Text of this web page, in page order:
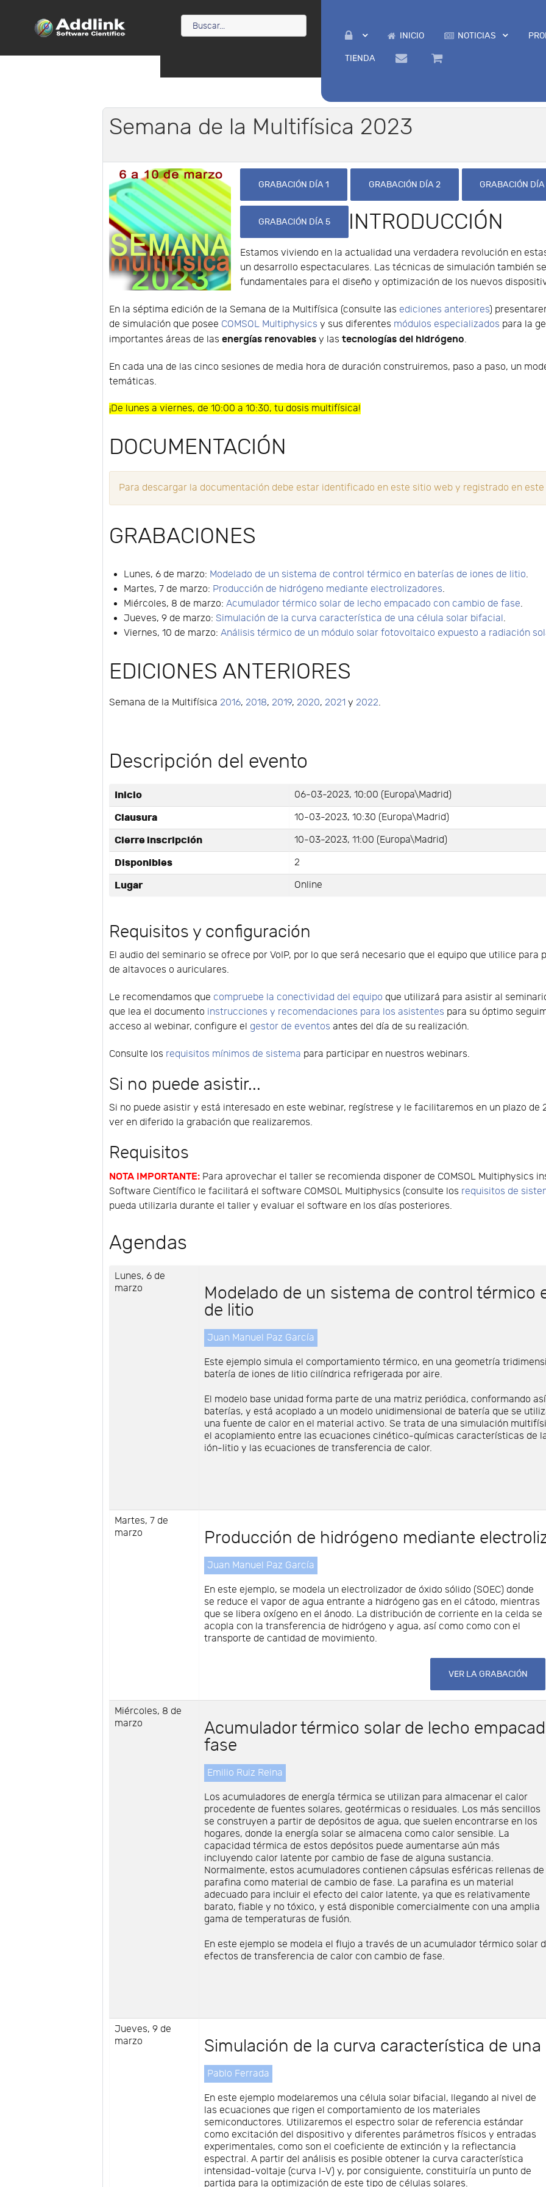
INICIO NOTICIAS
TIENDA
Semana de la Multifísica 2023
GRABACIÓN DÍA 1 GRABACIÓN DÍA 2 GRABACIÓN
GRABACIÓN DÍA 5 INTRODUCCIÓN
Estamos viviendo en la actualidad una verdadera revolución en
un desarrollo espectaculares. Las técnicas de simulación también
fundamentales para el diseño y optimización de los nuevos
En la séptima edición de la Semana de la Multifísica (consulte las ediciones anteriores)
de simulación que posee COMSOL Multiphysics y sus diferentes módulos especializados para la
importantes áreas de lasenergías renovables y lastecnologías del hidrógeno.
En cada una de las cinco sesiones de media hora de duración construiremos, paso a paso, un
temáticas.
¡De lunes a viernes, de 10:00 a 10:30, tu dosis multifísica!
DOCUMENTACIÓN
Para descargar la documentación debe estar identificado en este sitio web y registrado en
GRABACIONES
Lunes, 6 de marzo: Modelado de un sistema de control térmico en baterías de iones de litio.
Martes, 7 de marzo: Producción de hidrógeno mediante electrolizadores.
Miércoles, 8 de marzo:Acumulador térmico solar de lecho empacado con cambio de fase.
Jueves, 9 de marzo:Simulación de la curva característica de una célula solar bifacial.
Viernes, 10 de marzo:Análisis térmico de un módulo solar fotovoltaico expuesto a radiación
EDICIONES ANTERIORES
Semana de la Multifísica 2016, 2018, 2019, 2020, 2021 y 2022.
Descripción del evento
Inicio 06-03-2023, 10:00 (Europa\Madrid)
Clausura 10-03-2023, 10:30 (Europa\Madrid)
Cierre inscripción 10-03-2023, 11:00 (Europa\Madrid)
Disponibles 2
Lugar Online
Requisitos y configuración
El audio del seminario se ofrece por VoIP, por lo que será necesario que el equipo que utilice
de altavoces o auriculares.
Le recomendamos que compruebe la conectividad del equipo que utilizará para asistir al
que lea el documento instrucciones y recomendaciones para los asistentes para su óptimo
acceso al webinar, configure el gestor de eventos antes del día de su realización.
Consulte los requisitos mínimos de sistema para participar en nuestros webinars.
Si no puede asistir...
Si no puede asistir y está interesado en este webinar, regístrese y le facilitaremos en un plazo de
ver en diferido la grabación que realizaremos.
Requisitos
NOTA IMPORTANTE: Para aprovechar el taller se recomienda disponer de COMSOL Multiphysics
Software Científico le facilitará el software COMSOL Multiphysics (consulte los requisitos de
pueda utilizarla durante el taller y evaluar el software en los días posteriores.
Agendas
Lunes, 6 de
marzo
Modelado de un sistema de control térmico
de litio
Juan Manuel Paz García
Este ejemplo simula el comportamiento térmico, en una geometría
batería de iones de litio cilíndrica refrigerada por aire.
El modelo base unidad forma parte de una matriz periódica, conformando
baterías, y está acoplado a un modelo unidimensional de batería que se
una fuente de calor en el material activo. Se trata de una simulación
el acoplamiento entre las ecuaciones cinético-químicas características de
ión-litio y las ecuaciones de transferencia de calor.
Martes, 7 de
marzo
Producción de hidrógeno mediante
Juan Manuel Paz García
En este ejemplo, se modela un electrolizador de óxido sólido (SOEC) donde
se reduce el vapor de agua entrante a hidrógeno gas en el cátodo, mientras
que se libera oxígeno en el ánodo. La distribución de corriente en la celda se
acopla con la transferencia de hidrógeno y agua, así como como con el
transporte de cantidad de movimiento.
VER LA GRABACIÓN
Miércoles, 8 de
marzo
Acumulador térmico solar de lecho
fase
Emilio Ruiz Reina
Los acumuladores de energía térmica se utilizan para almacenar el calor
procedente de fuentes solares, geotérmicas o residuales. Los más sencillos
se construyen a partir de depósitos de agua, que suelen encontrarse en los
hogares, donde la energía solar se almacena como calor sensible. La
capacidad térmica de estos depósitos puede aumentarse aún más
incluyendo calor latente por cambio de fase de alguna sustancia.
Normalmente, estos acumuladores contienen cápsulas esféricas rellenas de
parafina como material de cambio de fase. La parafina es un material
adecuado para incluir el efecto del calor latente, ya que es relativamente
barato, fiable y no tóxico, y está disponible comercialmente con una amplia
gama de temperaturas de fusión.
En este ejemplo se modela el flujo a través de un acumulador térmico solar
efectos de transferencia de calor con cambio de fase.
Jueves, 9 de
marzo
Simulación de la curva característica de
Pablo Ferrada
En este ejemplo modelaremos una célula solar bifacial, llegando al nivel de
las ecuaciones que rigen el comportamiento de los materiales
semiconductores. Utilizaremos el espectro solar de referencia estándar
como excitación del dispositivo y diferentes parámetros físicos y entradas
experimentales, como son el coeficiente de extinción y la reflectancia
espectral. A partir del análisis es posible obtener la curva característica
intensidad-voltaje (curva I-V) y, por consiguiente, constituiría un punto de
partida para la optimización de este tipo de células solares.